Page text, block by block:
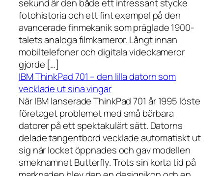
sekund är den både ett intressant stycke
fotohistoria och ett fint exempel på den
avancerade finmekanik som präglade 1900-
talets analoga filmkameror. Långt innan
mobiltelefoner och digitala videokameror
gjorde […]
IBM ThinkPad 701 – den lilla datorn som
vecklade ut sina vingar
När IBM lanserade ThinkPad 701 år 1995 löste
företaget problemet med små bärbara
datorer på ett spektakulärt sätt. Datorns
delade tangentbord vecklade automatiskt ut
sig när locket öppnades och gav modellen
smeknamnet Butterfly. Trots sin korta tid på